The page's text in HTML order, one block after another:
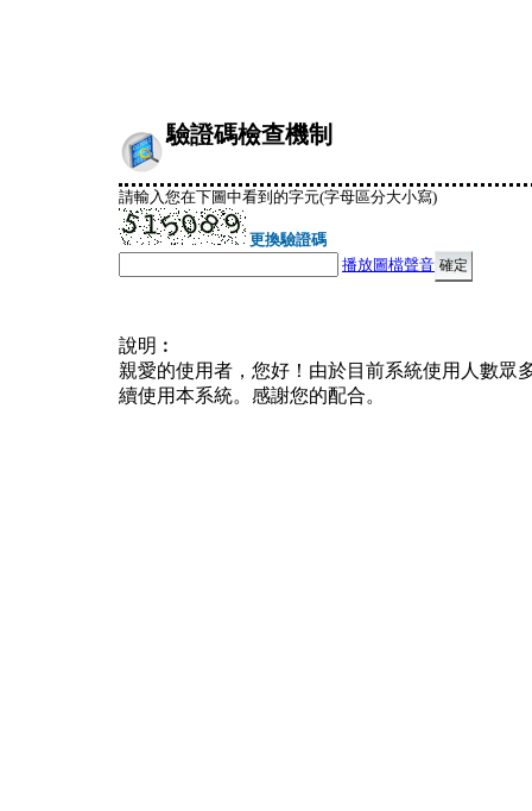
驗證碼檢查機制
請輸入您在下圖中看到的字元(字母區分大小寫)
更換驗證碼
播放圖檔聲音
說明︰
親愛的使用者，您好！由於目前系統使用人數眾
續使用本系統。感謝您的配合。